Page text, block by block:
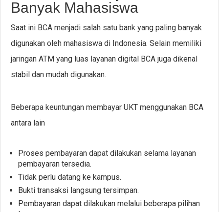
Banyak Mahasiswa
Saat ini BCA menjadi salah satu bank yang paling banyak
digunakan oleh mahasiswa di Indonesia. Selain memiliki
jaringan ATM yang luas layanan digital BCA juga dikenal
stabil dan mudah digunakan.
Beberapa keuntungan membayar UKT menggunakan BCA
antara lain
Proses pembayaran dapat dilakukan selama layanan
pembayaran tersedia.
Tidak perlu datang ke kampus.
Bukti transaksi langsung tersimpan.
Pembayaran dapat dilakukan melalui beberapa pilihan